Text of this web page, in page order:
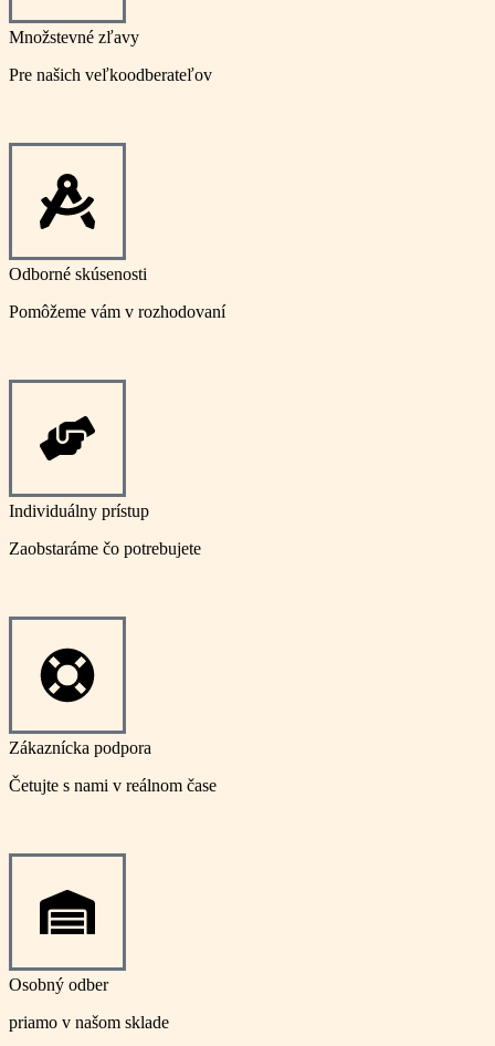
Množstevné zľavy
Pre našich veľkoodberateľov
Odborné skúsenosti
Pomôžeme vám v rozhodovaní
Individuálny prístup
Zaobstaráme čo potrebujete
Zákaznícka podpora
Četujte s nami v reálnom čase
Osobný odber
priamo v našom sklade